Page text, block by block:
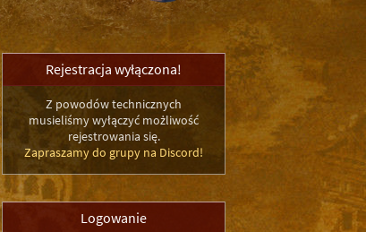
Rejestracja wyłączona!
Z powodów technicznych
musieliśmy wyłączyć możliwość
rejestrowania się.
Zapraszamy do grupy na Discord!
Logowanie